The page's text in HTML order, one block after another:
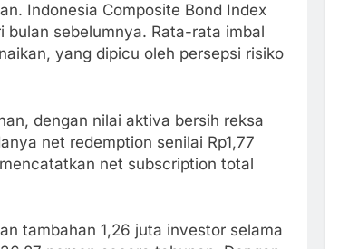
Indonesia Composite Bond Index
bulan sebelumnya. Rata-rata imbal
yang dipicu oleh persepsi risiko
dengan nilai aktiva bersih reksa
net redemption senilai Rp1,77
net subscription total
tambahan 1,26 juta investor selama